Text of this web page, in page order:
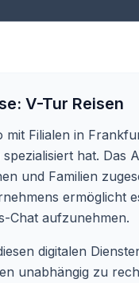
V-Tur Reisen
mit Filialen in
hat. Das
und Familien
ermöglicht
Chat aufzunehmen.
digitalen
unabhängig zu